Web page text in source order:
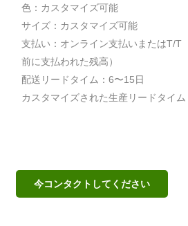
色：カスタマイズ可能
サイズ：カスタマイズ可能
支払い：オンライン支払いまたはT/T
前に支払われた残高）
配送リードタイム：6〜15日
カスタマイズされた生産リードタイム
今コンタクトしてください